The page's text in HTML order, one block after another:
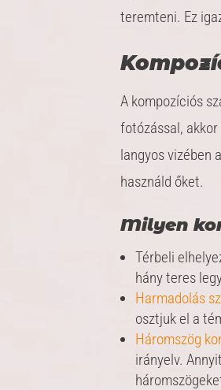
teremteni. Ez
A kompozíciós
fotózással,
langyos vizében
használd őket.
Milyen
Térbeli
hány teres
Harmadolás
osztjuk el a
Háromszög
irányelv.